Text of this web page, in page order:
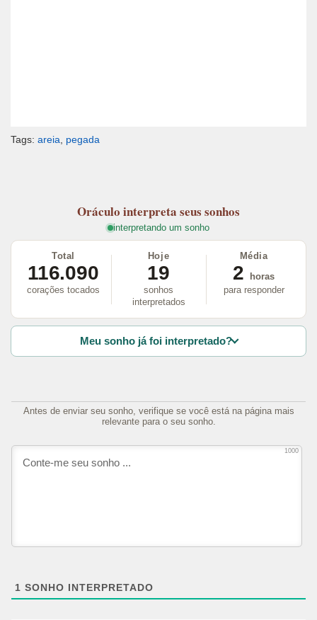
Tags: areia pegada
Oráculo interpreta seus sonhos
interpretando um sonho
Total
116.090
corações tocados
Hoje
19
sonhos
interpretados
Média
2
horas
para responder
Meu sonho já foi interpretado?
Antes de enviar seu sonho, verifique se você está na página mais
relevante para o seu sonho.
1000
1 SONHO INTERPRETADO